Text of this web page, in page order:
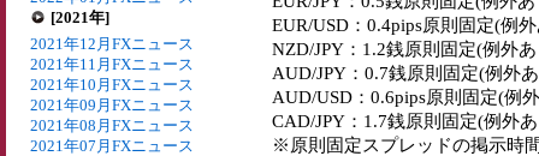
[2021年]
2021年12月FXニュース
2021年11月FXニュース
2021年10月FXニュース
2021年09月FXニュース
2021年08月FXニュース
2021年07月FXニュース
EUR/USD：0.4pips原則固定(例
NZD/JPY：1.2銭原則固定(例外
AUD/JPY：0.7銭原則固定(例外
AUD/USD：0.6pips原則固定(例
CAD/JPY：1.7銭原則固定(例外
※原則固定スプレッドの掲示時